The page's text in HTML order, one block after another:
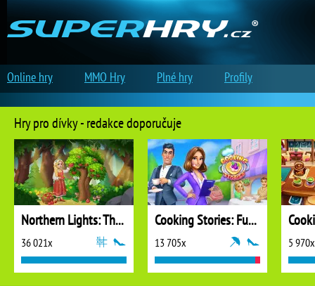
Hry pro dívky - redakce doporučuje
Northern Lights: The Secret of the Forest
36 021x
Cooking Stories: Fun Cafe Game
13 705x 5 970x
Online hry MMO Hry Plné hry Profily